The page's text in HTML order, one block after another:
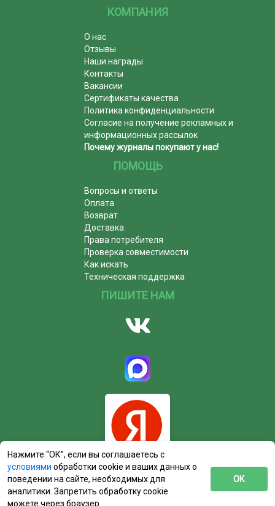
КОМПАНИЯ
О нас
Отзывы
Наши награды
Контакты
Вакансии
Сертификаты качества
Политика конфиденциальности
Согласие на получение рекламных и
информационных рассылок
Почему журналы покупают у нас!
ПОМОЩЬ
Вопросы и ответы
Оплата
Возврат
Доставка
Права потребителя
Проверка совместимости
Как искать
Техническая поддержка
ПИШИТЕ НАМ
Нажмите “ОК”, если вы соглашаетесь с
условиями обработки cookie и ваших данных о
поведении на сайте, необходимых для
аналитики. Запретить обработку cookie
можете через браузер
ОК